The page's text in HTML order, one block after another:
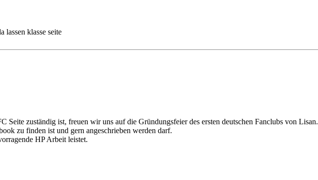
lassen klasse seite
zuständig ist, freuen wir uns auf die Gründungsfeier des ersten deutschen Fanclubs von Lisan.
zu finden ist und gern angeschrieben werden darf.
HP Arbeit leistet.